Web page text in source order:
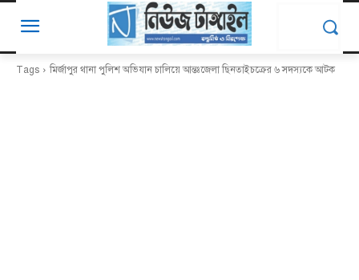
Tags মির্জাপুর থানা পুলিশ অভিযান চালিয়ে আন্তঃজেলা ছিনতাইচক্রের ৬ সদস্যকে আটক